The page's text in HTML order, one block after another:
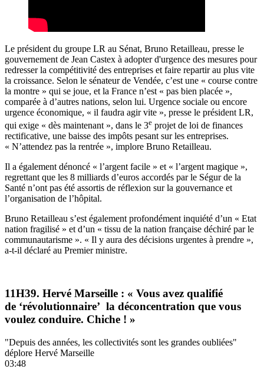
Le président du groupe LR au Sénat, Bruno Retailleau, presse le
gouvernement de Jean Castex à adopter d'urgence des mesures pour
redresser la compétitivité des entreprises et faire repartir au plus vite
la croissance. Selon le sénateur de Vendée, c’est une « course contre
la montre » qui se joue, et la France n’est « pas bien placée »,
comparée à d’autres nations, selon lui. Urgence sociale ou encore
urgence économique, « il faudra agir vite », presse le président LR,
qui exige « dès maintenant », dans le 3e projet de loi de finances
rectificative, une baisse des impôts pesant sur les entreprises.
« N’attendez pas la rentrée », implore Bruno Retailleau.
Il a également dénoncé « l’argent facile » et « l’argent magique »,
regrettant que les 8 milliards d’euros accordés par le Ségur de la
Santé n’ont pas été assortis de réflexion sur la gouvernance et
l’organisation de l’hôpital.
Bruno Retailleau s’est également profondément inquiété d’un « Etat
nation fragilisé » et d’un « tissu de la nation française déchiré par le
communautarisme ». « Il y aura des décisions urgentes à prendre »,
a-t-il déclaré au Premier ministre.
11H39. Hervé Marseille : « Vous avez qualifié
de ‘révolutionnaire’ la déconcentration que vous
voulez conduire. Chiche ! »
"Depuis des années, les collectivités sont les grandes oubliées"
déplore Hervé Marseille
03:48